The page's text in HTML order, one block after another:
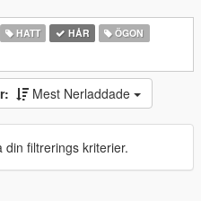
HATT HÅR
ÖGON
Mest Nerladdade
filtrerings kriterier.